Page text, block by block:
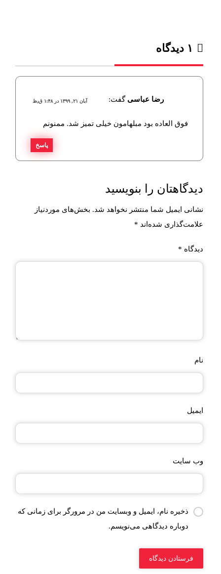
۱ دیدگاه
رضا عباسی گفت: آبان ۲۱, ۱۳۹۹ در ۱:۴۸ ق٫ظ
فوق العاده بود مبلهامون خیلی تمیز شد. ممنونم
پاسخ
دیدگاهتان را بنویسید
نشانی ایمیل شما منتشر نخواهد شد. بخش‌های موردنیاز
علامت‌گذاری شده‌اند *
دیدگاه *
نام
ایمیل
وب‌ سایت
ذخیره نام، ایمیل و وبسایت من در مرورگر برای زمانی که
دوباره دیدگاهی می‌نویسم.